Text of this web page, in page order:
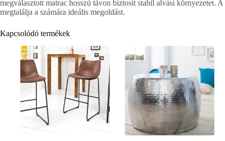
megválasztott matrac hosszú távon biztosít stabil alvási környezetet. A
megtalálja a számára ideális megoldást.
Kapcsolódó termékek